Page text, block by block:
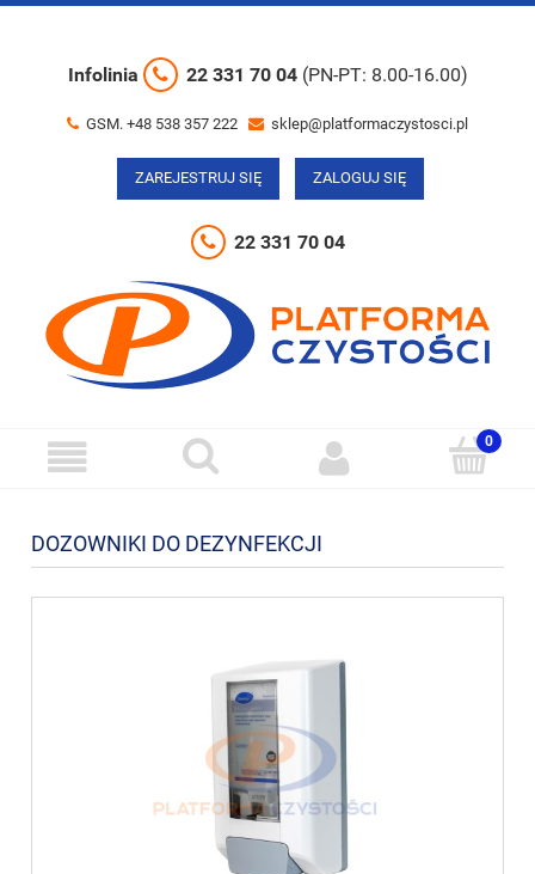
Infolinia 22 331 70 04 (PN-PT: 8.00-16.00)
GSM. +48 538 357 222 sklep@platformaczystosci.pl
ZAREJESTRUJ SIĘ ZALOGUJ SIĘ
22 331 70 04
DOZOWNIKI DO DEZYNFEKCJI